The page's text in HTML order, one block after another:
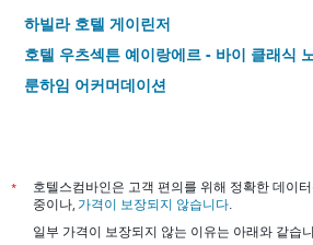
하빌라 호텔 게이린저
호텔 우츠섹튼 예이랑에르 - 바이 클래식
룬하임 어커머데이션
*
호텔스컴바인은 고객 편의를 위해 정확한 데이
중이나, 가격이 보장되지 않습니다.
일부 가격이 보장되지 않는 이유는 아래와 같습